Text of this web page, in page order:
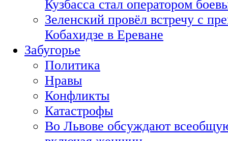
Кузбасса стал оператором
Зеленский провёл встречу с
Кобахидзе в Ереване
Забугорье
Политика
Нравы
Конфликты
Катастрофы
Во Львове обсуждают